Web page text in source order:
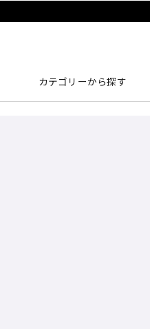
カテゴリーから探す